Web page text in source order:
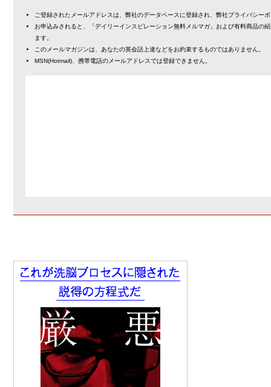
ご登録されたメールアドレスは、弊社のデータベースに登録され、弊社プライバシー
お申込みされると、「デイリーインスピレーション無料メルマガ」および有料商品の
ます。
このメールマガジンは、あなたの英会話上達などをお約束するものではありません。
MSN(Hotmail)、携帯電話のメールアドレスでは登録できません。